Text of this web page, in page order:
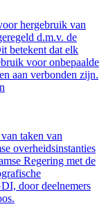
hergebruik van
d.m.v. de
betekent dat elk
voor onbepaalde
aan verbonden zijn.
taken van
overheidsinstanties
Regering met de
door deelnemers